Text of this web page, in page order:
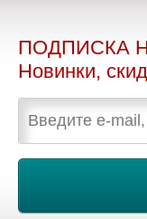
ПОДПИСКА
Новинки,